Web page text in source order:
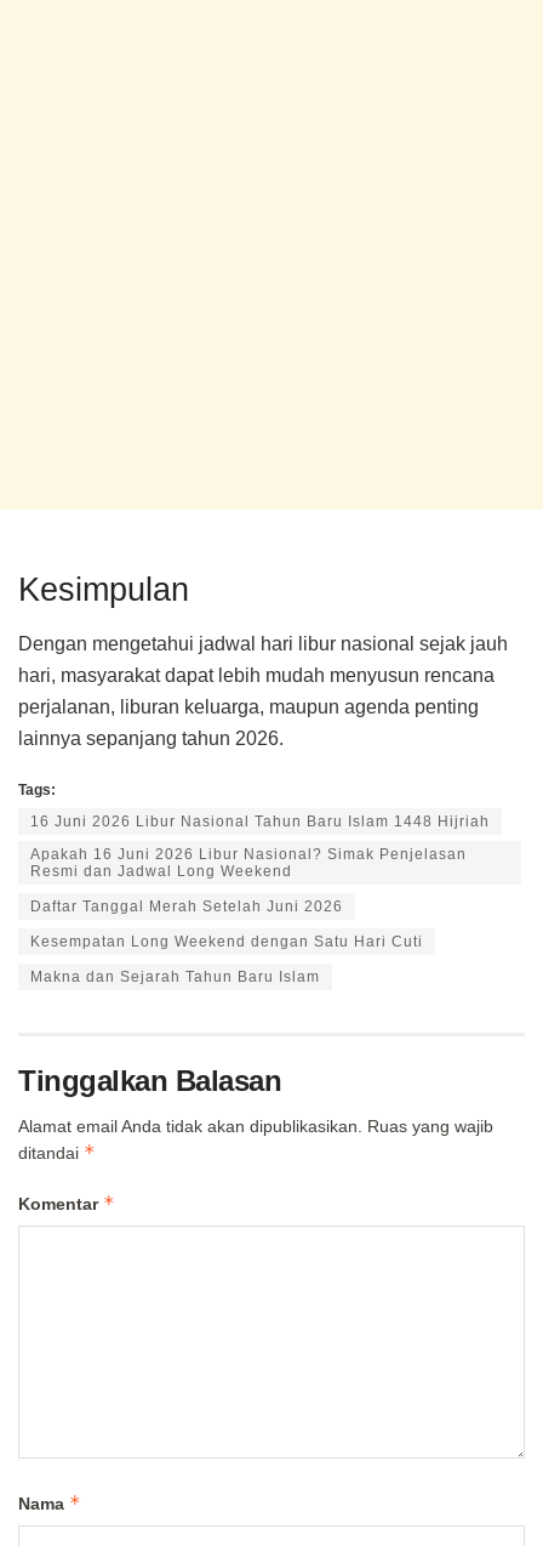
Kesimpulan
Dengan mengetahui jadwal hari libur nasional sejak jauh
hari, masyarakat dapat lebih mudah menyusun rencana
perjalanan, liburan keluarga, maupun agenda penting
lainnya sepanjang tahun 2026.
Tags:
16 Juni 2026 Libur Nasional Tahun Baru Islam 1448 Hijriah
Apakah 16 Juni 2026 Libur Nasional? Simak Penjelasan
Resmi dan Jadwal Long Weekend
Daftar Tanggal Merah Setelah Juni 2026
Kesempatan Long Weekend dengan Satu Hari Cuti
Makna dan Sejarah Tahun Baru Islam
Tinggalkan Balasan
Alamat email Anda tidak akan dipublikasikan.
Ruas yang wajib
ditandai *
Komentar *
Nama *